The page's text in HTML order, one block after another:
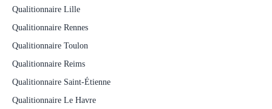
Qualitionnaire Lille
Qualitionnaire Rennes
Qualitionnaire Toulon
Qualitionnaire Reims
Qualitionnaire Saint-Étienne
Qualitionnaire Le Havre